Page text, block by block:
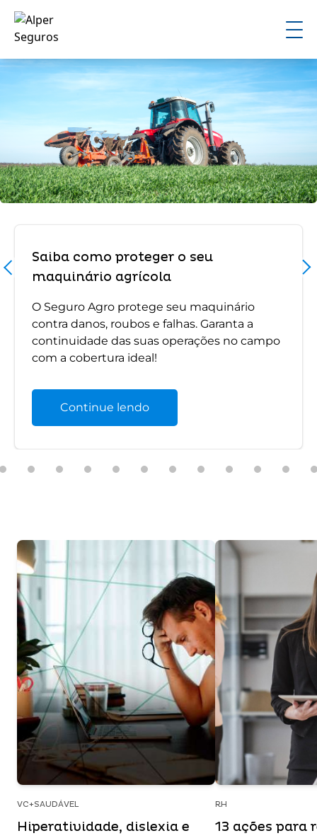
Saiba como proteger o seu
maquinário agrícola
O Seguro Agro protege seu maquinário
contra danos, roubos e falhas. Garanta a
continuidade das suas operações no campo
com a cobertura ideal!
Continue lendo
VC+SAUDÁVEL
Hiperatividade, dislexia e
RH
13 ações para